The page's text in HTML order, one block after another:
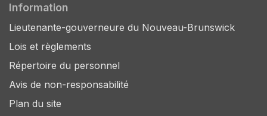
Information
Lieutenante-gouverneure du Nouveau-Brunswick
Lois et règlements
Répertoire du personnel
Avis de non-responsabilité
Plan du site